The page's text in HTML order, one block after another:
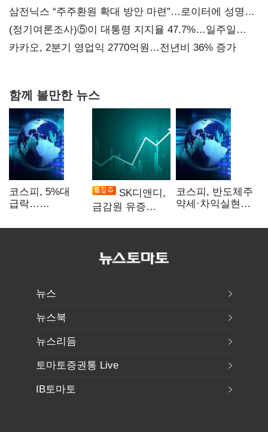
지지도 '50% 아래로'(종합)
삼전닉스 “주주환원 확대 방안 마련”…로이터에 성명
보내
(정기여론조사)⑤이 대통령 지지율 47.7%…일주일
만에 다시 40%대
카카오, 2분기 영업익 2770억원…전년비 36% 증가
함께 볼만한 뉴스
코스피, 5%대
급락…
발동
SK디앤디,
금감원 유증
상한가
코스피, 반도체주
약세·차익실현에
뉴스
뉴스북
뉴스리듬
토마토증권통 Live
IB토마토